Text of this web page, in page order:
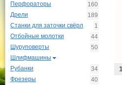
Перфораторы
160
Дрели
189
Станки для заточки свёрл
1
Отбойные молотки
44
Шуруповерты
50
Шлифмашины
Рубанки
34
Фрезеры
40